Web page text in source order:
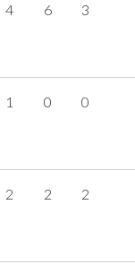
4 6 3
1 0 0
2 2 2